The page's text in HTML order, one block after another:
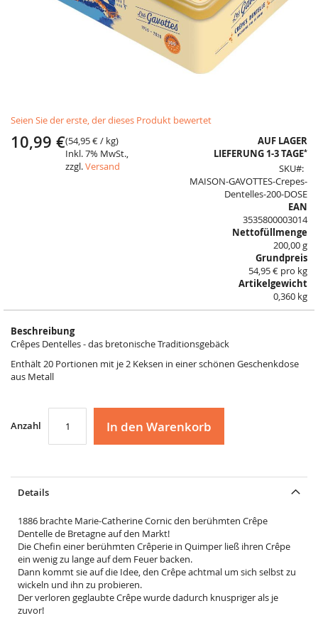
to
the
beginning
Seien Sie der erste, der dieses Produkt bewertet
10,99 €(54,95 €/ kg)
Inkl. 7% MwSt.,
zzgl.Versand
AUF LAGER
LIEFERUNG 1-3 TAGE*
SKU
MAISON-GAVOTTES-Crepes-
Dentelles-200-DOSE
EAN
3535800003014
Nettofüllmenge
200,00 g
Grundpreis
54,95 € pro kg
Artikelgewicht
0,360 kg
Beschreibung
Crêpes Dentelles - das bretonische Traditionsgebäck
Enthält 20 Portionen mit je 2 Keksen in einer schönen Geschenkdose
aus Metall
Anzahl In den Warenkorb
Details
1886 brachte Marie-Catherine Cornic den berühmten Crêpe
Dentelle de Bretagne auf den Markt!
Die Chefin einer berühmten Crêperie in Quimper ließ ihren Crêpe
ein wenig zu lange auf dem Feuer backen.
Dann kommt sie auf die Idee, den Crêpe achtmal um sich selbst zu
wickeln und ihn zu probieren.
Der verloren geglaubte Crêpe wurde dadurch knuspriger als je
zuvor!